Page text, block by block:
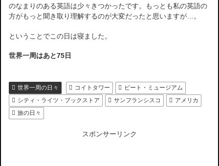
のなまりのある英語は少々きつかったです。もっとも私の英語の
方がもっと聞き取り理解するのが大変だったと思いますが…。
ということでこの日は寝ました。
世界一周はあと75日
世界一周の日々 コイトタワー
ビート・ミュージアム
シティ・ライツ・ブックストア
サンフランシスコ
アメリカ
旅の日々
スポンサーリンク